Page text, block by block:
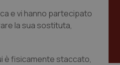
e vi hanno partecipato
la sua sostituta,
è fisicamente staccato,